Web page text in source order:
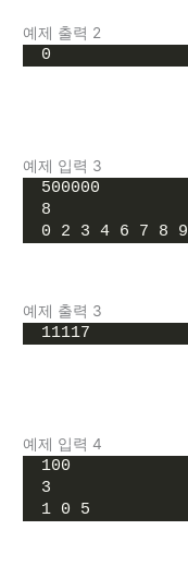
예제 출력 2
0
예제 입력 3
500000
8
0 2 3 4 6 7 8 9
예제 출력 3
11117
예제 입력 4
100
3
1 0 5